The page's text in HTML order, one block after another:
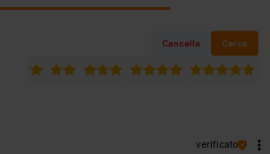
Cancella Cerca
verificato